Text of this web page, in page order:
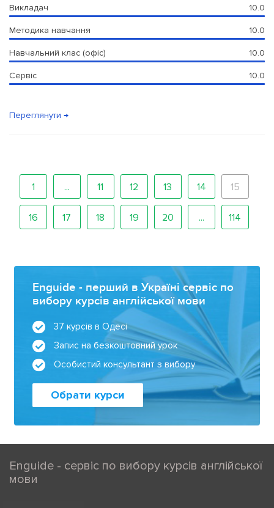
Викладач 10.0
Методика навчання 10.0
Навчальний клас (офіс) 10.0
Сервіс 10.0
Переглянути →
1 ... 11 12 13 14 15
16 17 18 19 20 ... 114
Enguide - перший в Україні сервіс по
вибору курсів англійської мови
37 курсів в Одесі
Запис на безкоштовний урок
Особистий консультант з вибору
Обрати курси
Enguide - сервіс по вибору курсів англійської
мови